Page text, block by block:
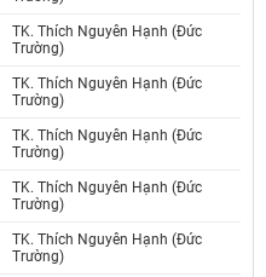
TK. Thích Nguyên Hạnh (Đức
Trường)
TK. Thích Nguyên Hạnh (Đức
Trường)
TK. Thích Nguyên Hạnh (Đức
Trường)
TK. Thích Nguyên Hạnh (Đức
Trường)
TK. Thích Nguyên Hạnh (Đức
Trường)